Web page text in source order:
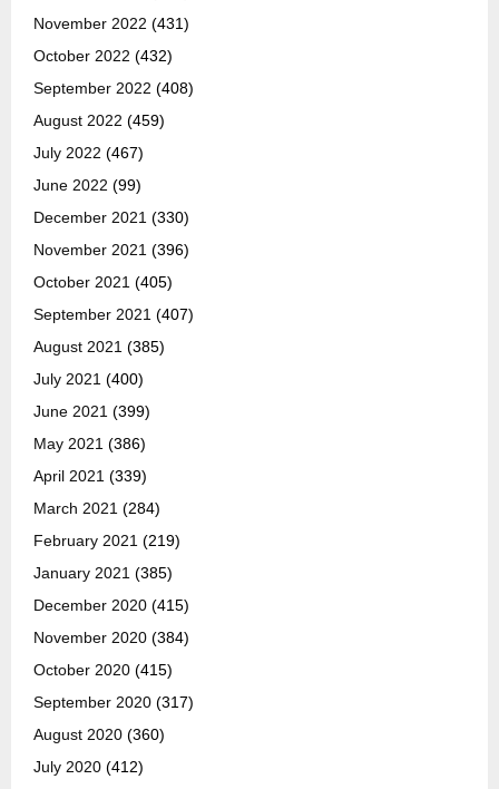
November 2022 (431)
October 2022 (432)
September 2022 (408)
August 2022 (459)
July 2022 (467)
June 2022 (99)
December 2021 (330)
November 2021 (396)
October 2021 (405)
September 2021 (407)
August 2021 (385)
July 2021 (400)
June 2021 (399)
May 2021 (386)
April 2021 (339)
March 2021 (284)
February 2021 (219)
January 2021 (385)
December 2020 (415)
November 2020 (384)
October 2020 (415)
September 2020 (317)
August 2020 (360)
July 2020 (412)